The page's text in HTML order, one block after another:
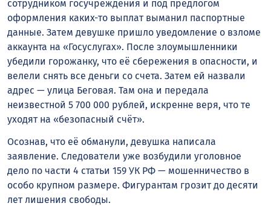
сотрудником госучреждения и под предлогом
оформления каких-то выплат выманил паспортные
данные. Затем девушке пришло уведомление о взломе
аккаунта на «Госуслугах». После злоумышленники
убедили горожанку, что её сбережения в опасности, и
велели снять все деньги со счета. Затем ей назвали
адрес — улица Беговая. Там она и передала
неизвестной 5 700 000 рублей, искренне веря, что те
уходят на «безопасный счёт».
Осознав, что её обманули, девушка написала
заявление. Следователи уже возбудили уголовное
дело по части 4 статьи 159 УК РФ — мошенничество в
особо крупном размере. Фигурантам грозит до десяти
лет лишения свободы.